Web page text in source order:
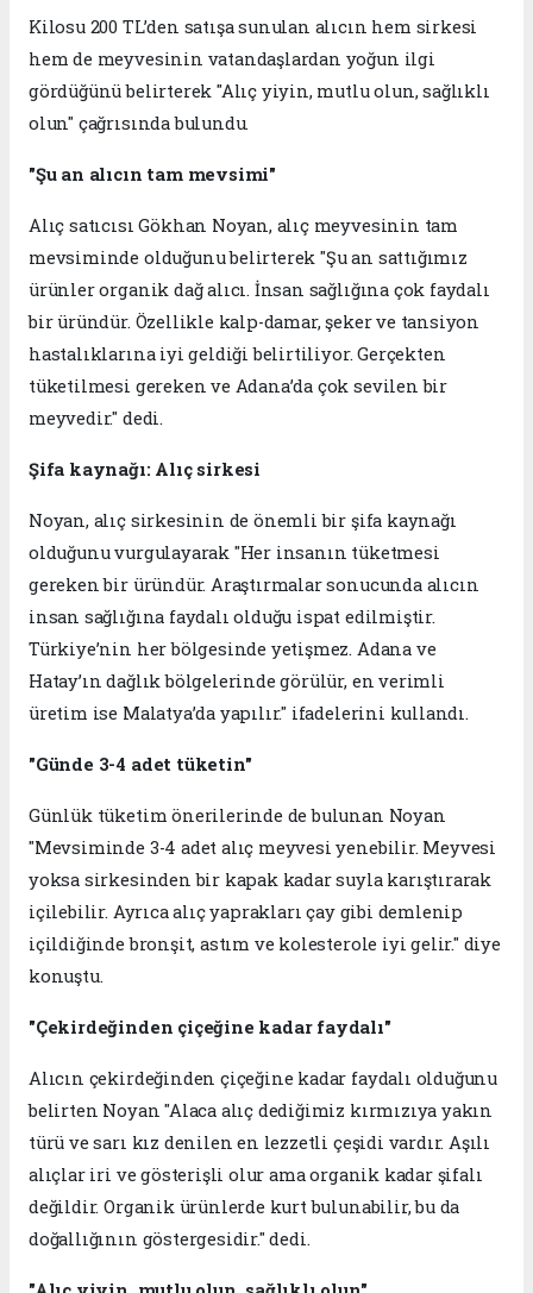
Kilosu 200 TL’den satışa sunulan alıcın hem sirkesi
hem de meyvesinin vatandaşlardan yoğun ilgi
gördüğünü belirterek "Alıç yiyin, mutlu olun, sağlıklı
olun" çağrısında bulundu.
"Şu an alıcın tam mevsimi"
Alıç satıcısı Gökhan Noyan, alıç meyvesinin tam
mevsiminde olduğunu belirterek "Şu an sattığımız
ürünler organik dağ alıcı. İnsan sağlığına çok faydalı
bir üründür. Özellikle kalp-damar, şeker ve tansiyon
hastalıklarına iyi geldiği belirtiliyor. Gerçekten
tüketilmesi gereken ve Adana’da çok sevilen bir
meyvedir." dedi.
Şifa kaynağı: Alıç sirkesi
Noyan, alıç sirkesinin de önemli bir şifa kaynağı
olduğunu vurgulayarak "Her insanın tüketmesi
gereken bir üründür. Araştırmalar sonucunda alıcın
insan sağlığına faydalı olduğu ispat edilmiştir.
Türkiye’nin her bölgesinde yetişmez. Adana ve
Hatay’ın dağlık bölgelerinde görülür, en verimli
üretim ise Malatya’da yapılır." ifadelerini kullandı.
"Günde 3-4 adet tüketin"
Günlük tüketim önerilerinde de bulunan Noyan
"Mevsiminde 3-4 adet alıç meyvesi yenebilir. Meyvesi
yoksa sirkesinden bir kapak kadar suyla karıştırarak
içilebilir. Ayrıca alıç yaprakları çay gibi demlenip
içildiğinde bronşit, astım ve kolesterole iyi gelir." diye
konuştu.
"Çekirdeğinden çiçeğine kadar faydalı"
Alıcın çekirdeğinden çiçeğine kadar faydalı olduğunu
belirten Noyan "Alaca alıç dediğimiz kırmızıya yakın
türü ve sarı kız denilen en lezzetli çeşidi vardır. Aşılı
alıçlar iri ve gösterişli olur ama organik kadar şifalı
değildir. Organik ürünlerde kurt bulunabilir, bu da
doğallığının göstergesidir." dedi.